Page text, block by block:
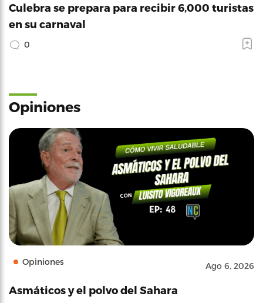
Culebra se prepara para recibir 6,000 turistas
en su carnaval
0
Opiniones
Opiniones Ago 6, 2026
Asmáticos y el polvo del Sahara